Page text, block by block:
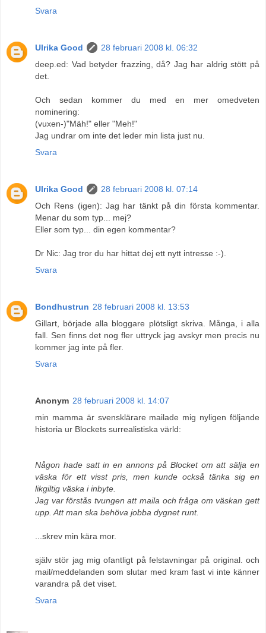
Svara
Ulrika Good
28 februari 2008 kl. 06:32
deep.ed: Vad betyder frazzing, då? Jag har aldrig stött på
det.
Och sedan kommer du med en mer omedveten
nominering:
(vuxen-)"Mäh!" eller "Meh!"
Jag undrar om inte det leder min lista just nu.
Svara
Ulrika Good
28 februari 2008 kl. 07:14
Och Rens (igen): Jag har tänkt på din första kommentar.
Menar du som typ... mej?
Eller som typ... din egen kommentar?
Dr Nic: Jag tror du har hittat dej ett nytt intresse :-).
Svara
Bondhustrun 28 februari 2008 kl. 13:53
Gillart, började alla bloggare plötsligt skriva. Många, i alla
fall. Sen finns det nog fler uttryck jag avskyr men precis nu
kommer jag inte på fler.
Svara
Anonym 28 februari 2008 kl. 14:07
min mamma är svensklärare mailade mig nyligen följande
historia ur Blockets surrealistiska värld:
Någon hade satt in en annons på Blocket om att sälja en
väska för ett visst pris, men kunde också tänka sig en
likgiltig väska i inbyte.
Jag var förstås tvungen att maila och fråga om väskan gett
upp. Att man ska behöva jobba dygnet runt.
...skrev min kära mor.
själv stör jag mig ofantligt på felstavningar på original. och
mail/meddelanden som slutar med kram fast vi inte känner
varandra på det viset.
Svara